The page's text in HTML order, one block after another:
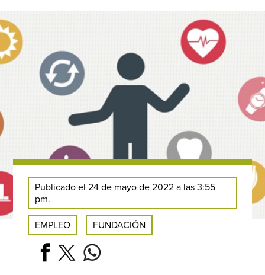
Publicado el 24 de mayo de 2022 a las 3:55
pm.
EMPLEO FUNDACIÓN